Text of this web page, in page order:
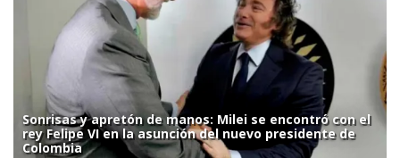
Sonrisas y apretón de manos: Milei se encontró con el
rey Felipe VI en la asunción del nuevo presidente de
Colombia